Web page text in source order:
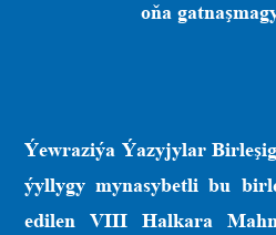
oňa
Ýewraziýa Ýazyjylar
ýyllygy mynasybetli bu
edilen VIII Halkara